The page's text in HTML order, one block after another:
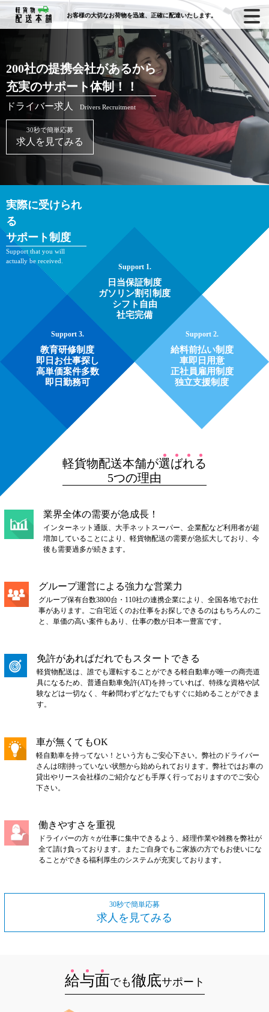
お客様の大切なお荷物を迅速、正確に配達いたします。
200社の提携会社があるから
充実のサポート体制！！
ドライバー求人 Drivers Recruitment
30秒で簡単応募
求人を見てみる
実際に受けられ
る
サポート制度
Support that you will
actually be received.
Support 1.
日当保証制度
ガソリン割引制度
シフト自由
社宅完備
Support 2.
給料前払い制度
車即日用意
正社員雇用制度
独立支援制度
Support 3.
教育研修制度
即日お仕事探し
高単価案件多数
即日勤務可
軽貨物配送本舗が選ばれる
5つの理由
業界全体の需要が急成長！
インターネット通販、大手ネットスーパー、企業配など利用者が超
増加していることにより、軽貨物配送の需要が急拡大しており、今
後も需要過多が続きます。
グループ運営による強力な営業力
グループ保有台数3800台・110社の連携企業により、全国各地でお仕
事があります。ご自宅近くのお仕事をお探しできるのはもちろんのこ
と、単価の高い案件もあり、仕事の数が日本一豊富です。
免許があればだれでもスタートできる
軽貨物配送は、誰でも運転することができる軽自動車が唯一の商売道
具になるため、普通自動車免許(AT)を持っていれば、特殊な資格や試
験などは一切なく、年齢問わずどなたでもすぐに始めることができま
す。
車が無くてもOK
軽自動車を持ってない！という方もご安心下さい。弊社のドライバー
さんは8割持っていない状態から始められております。弊社ではお車の
貸出やリース会社様のご紹介なども手厚く行っておりますのでご安心
下さい。
働きやすさを重視
ドライバーの方々が仕事に集中できるよう、経理作業や雑務を弊社が
全て請け負っております。またご自身でもご家族の方でもお使いにな
ることができる福利厚生のシステムが充実しております。
30秒で簡単応募
求人を見てみる
給与面 でも徹底サポート